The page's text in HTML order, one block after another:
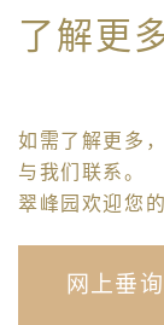
了解更
如需了解更多
与我们联系。
翠峰园欢迎您
网上垂询